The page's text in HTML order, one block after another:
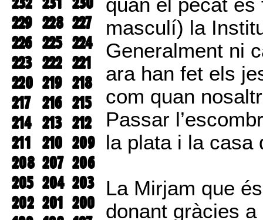
229 228 227
226 225 224
223 222 221
220 219 218
217 216 215
214 213 212
211 210 209
208 207 206
205 204 203
202 201 200
quan el pecat
masculí) la
Generalment ni
ara han fet els
com quan
Passar
la plata i la casa
La Mirjam que
donant gràcies